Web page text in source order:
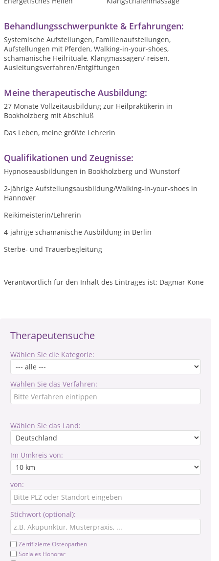
Therapeutensuche
Wählen Sie die Kategorie:
Wählen Sie das Verfahren:
Wählen Sie das Land:
Im Umkreis von:
von:
Stichwort (optional):
Zertifizierte Osteopathen
Soziales Honorar
Behandlungsschwerpunkte & Erfahrungen:
Systemische Aufstellungen, Familienaufstellungen,
Aufstellungen mit Pferden, Walking-in-your-shoes,
schamanische Heilrituale, Klangmassagen/-reisen,
Ausleitungsverfahren/Entgiftungen
Meine therapeutische Ausbildung:
27 Monate Vollzeitausbildung zur Heilpraktikerin in
Bookholzberg mit Abschluß
Das Leben, meine größte Lehrerin
Qualifikationen und Zeugnisse:
Hypnoseausbildungen in Bookholzberg und Wunstorf
2-jährige Aufstellungsausbildung/Walking-in-your-shoes in
Hannover
Reikimeisterin/Lehrerin
4-jährige schamanische Ausbildung in Berlin
Sterbe- und Trauerbegleitung
Verantwortlich für den Inhalt des Eintrages ist: Dagmar Kone